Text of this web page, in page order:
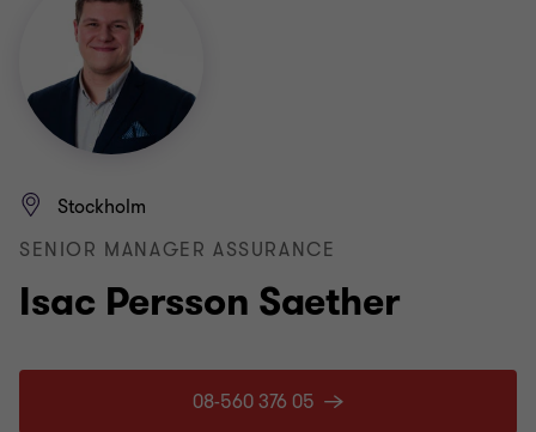
Isac Persson Saether
Stockholm
SENIOR MANAGER ASSURANCE
08-560 376 05